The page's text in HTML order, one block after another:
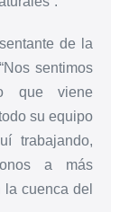
de la
sentimos
que viene
su equipo
trabajando,
a más
cuenca del